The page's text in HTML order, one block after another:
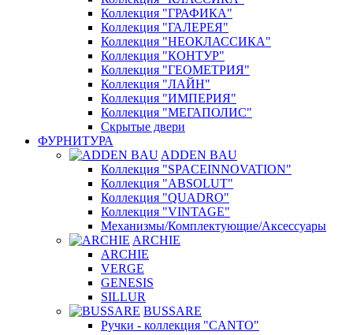
Коллекция "ГРАФИКА"
Коллекция "ГАЛЕРЕЯ"
Коллекция "НЕОКЛАССИКА"
Коллекция "КОНТУР"
Коллекция "ГЕОМЕТРИЯ"
Коллекция "ЛАЙН"
Коллекция "ИМПЕРИЯ"
Коллекция "МЕГАПОЛИС"
Скрытые двери
ФУРНИТУРА
ADDEN BAU
Коллекция "SPACEINNOVATION"
Коллекция "ABSOLUT"
Коллекция "QUADRO"
Коллекция "VINTAGE"
Механизмы/Комплектующие/Аксессуары
ARCHIE
ARCHIE
VERGE
GENESIS
SILLUR
BUSSARE
Ручки - коллекция "CANTO"